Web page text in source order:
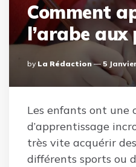
Comment
l’arabe aux
Posted
By
By La Rédaction 5
Les enfants ont une
d’apprentissage
très vite acquérir
différents sports ou